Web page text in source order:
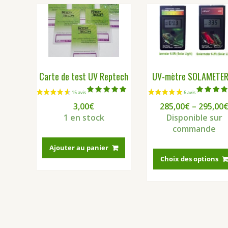
Carte de test UV Reptech
3,00€
1 en stock
Ajouter au panier
UV-mètre
5.00
sur 5
285,00€ – 295,00€
Disponible sur
commande
Choix des options